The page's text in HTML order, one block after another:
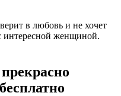
в любовь и не хочет
интересной женщиной.